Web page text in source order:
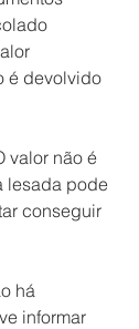
é devolvido
valor não é
lesada pode
conseguir
há
informar